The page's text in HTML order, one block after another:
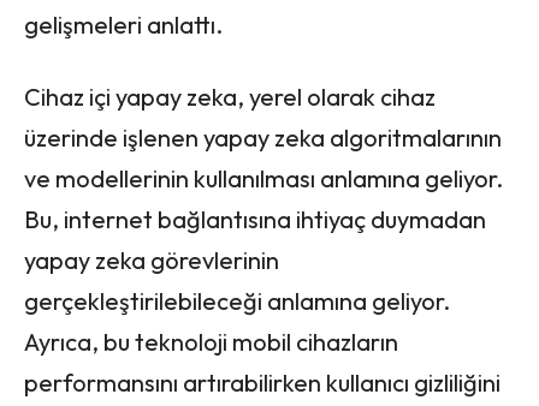
gelişmeleri anlattı.
Cihaz içi yapay zeka, yerel olarak cihaz
üzerinde işlenen yapay zeka algoritmalarının
ve modellerinin kullanılması anlamına geliyor.
Bu, internet bağlantısına ihtiyaç duymadan
yapay zeka görevlerinin
gerçekleştirilebileceği anlamına geliyor.
Ayrıca, bu teknoloji mobil cihazların
performansını artırabilirken kullanıcı gizliliğini